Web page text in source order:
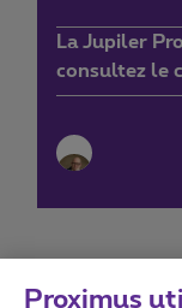
La Jupiler
consultez le
Proximus